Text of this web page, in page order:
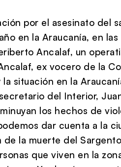
por el asesinato del
en la Araucanía, en
Ancalaf, un
ex vocero de la
situación en la
del Interior,
los hechos de
dar cuenta a la
de la muerte del
que viven en la